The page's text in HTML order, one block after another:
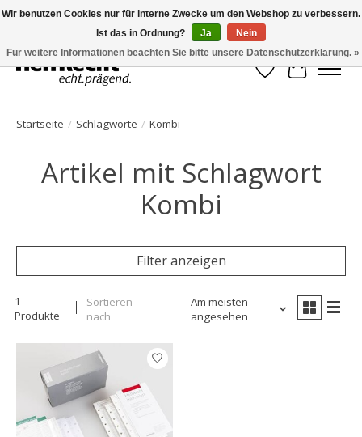
HelfRecht-Planer | Jahresaktualisierungen | Zubehör
Wunschzettel
Ihr
Startseite / Schlagworte / Kombi
Artikel mit Schlagwort
Kombi
Filter anzeigen
1
Produkte
Sortieren
nach
Am meisten
angesehen
Wir benutzen Cookies nur für interne Zwecke um den Webshop zu verbessern.
Ist das in Ordnung?
Ja
Nein
Für weitere Informationen beachten Sie bitte unsere Datenschutzerklärung. »